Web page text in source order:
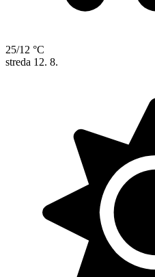
25/12 °C
streda 12. 8.